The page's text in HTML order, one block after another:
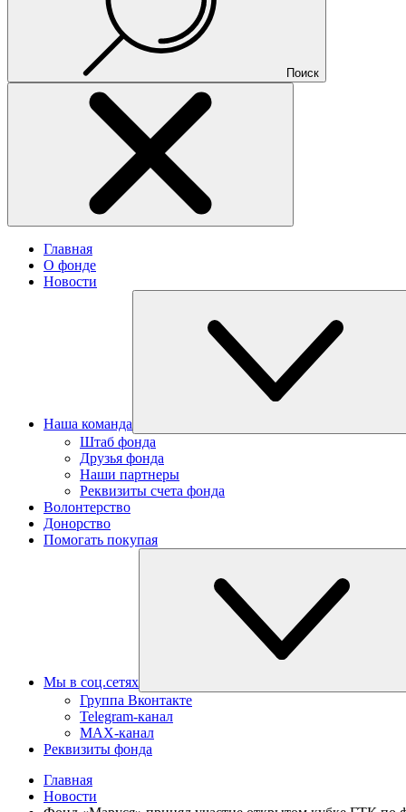
Поиск
Главная
О фонде
Новости
Наша команда
Штаб фонда
Друзья фонда
Наши партнеры
Реквизиты счета фонда
Волонтерство
Донорство
Помогать покупая
Мы в соц.сетях
Группа Вконтакте
Telegram-канал
MAX-канал
Реквизиты фонда
Главная
Новости